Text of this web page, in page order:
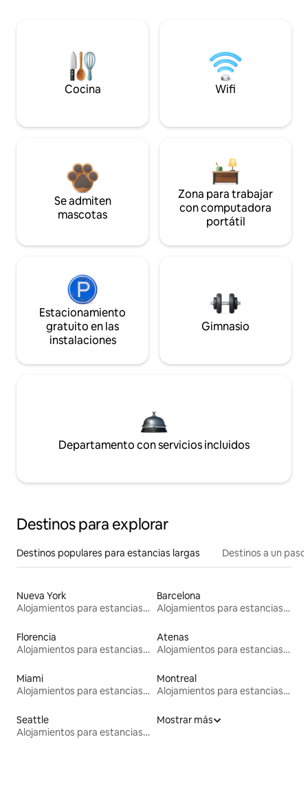
Cocina Wifi
Se admiten
mascotas
Zona para trabajar
con computadora
portátil
Estacionamiento
gratuito en las
instalaciones
Gimnasio
Departamento con servicios incluidos
Destinos para explorar
Destinos populares para estancias largas Destinos a un
Nueva York
Alojamientos para estancias largas
Barcelona
Alojamientos para estancias largas
Florencia
Alojamientos para estancias largas
Atenas
Alojamientos para estancias largas
Miami
Alojamientos para estancias largas
Montreal
Alojamientos para estancias largas
Seattle
Alojamientos para estancias largas
Mostrar más